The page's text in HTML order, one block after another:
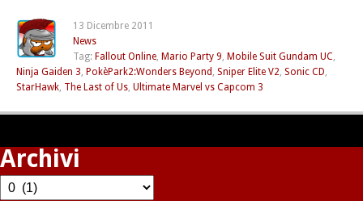
13 Dicembre 2011
News
Tag: Fallout Online, Mario Party 9, Mobile Suit Gundam UC,
Ninja Gaiden 3, PokèPark2:Wonders Beyond , Sniper Elite V2, Sonic CD,
StarHawk, The Last of Us, Ultimate Marvel vs Capcom 3
Archivi
Archivi